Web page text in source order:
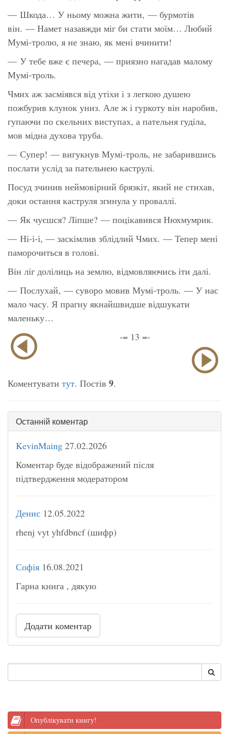
— Шкода… У ньому можна жити, — бурмотів
він. — Намет назавжди міг би стати моїм… Любий
Мумі-тролю, я не знаю, як мені вчинити!
— У тебе вже є печера, — приязно нагадав малому
Мумі-троль.
Чмих аж засміявся від утіхи і з легкою душею
пожбурив клунок униз. Але ж і гуркоту він наробив,
гупаючи по скельних виступах, а пательня гуділа,
мов мідна духова труба.
— Супер! — вигукнув Мумі-троль, не забарившись
послати услід за пательнею каструлі.
Посуд зчинив неймовірний брязкіт, який не стихав,
доки остання каструля згинула у проваллі.
— Як чуєшся? Ліпше? — поцікавився Нюхмумрик.
— Ні-і-і, — заскімлив зблідлий Чмих. — Тепер мені
паморочиться в голові.
Він ліг долілиць на землю, відмовляючись іти далі.
— Послухай, — суворо мовив Мумі-троль. — У нас
мало часу. Я прагну якнайшвидше відшукати
маленьку…
-= 13 =-
Коментувати тут. Постів 9.
Останній коментар
KevinMaing 27.02.2026
Коментар буде відображений після
підтвердження модератором
Денис 12.05.2022
rhenj vyt yhfdbncf (шифр)
Софія 16.08.2021
Гарна книга , дякую
Додати коментар
Опублікувати книгу!